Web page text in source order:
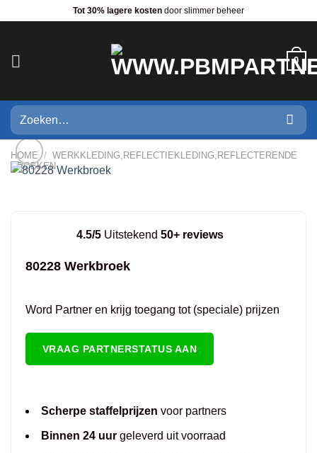
Tot 30% lagere kosten door slimmer beheer
0
Zoeken
naar:
HOME / WERKKLEDING,REFLECTIEKLEDING,REFLECTERENDE
BROEKEN
4.5/5 Uitstekend 50+ reviews
80228 Werkbroek
Word Partner en krijg toegang tot (speciale) prijzen
VRAAG PARTNERSTATUS AAN
Scherpe staffelprijzen voor partners
Binnen 24 uurgeleverd uit voorraad